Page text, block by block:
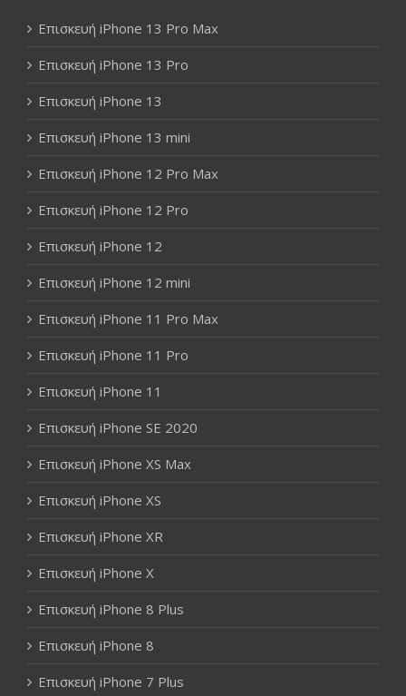
Επισκευή iPhone 13 Pro Max
Επισκευή iPhone 13 Pro
Επισκευή iPhone 13
Επισκευή iPhone 13 mini
Επισκευή iPhone 12 Pro Max
Επισκευή iPhone 12 Pro
Επισκευή iPhone 12
Επισκευή iPhone 12 mini
Επισκευή iPhone 11 Pro Max
Επισκευή iPhone 11 Pro
Επισκευή iPhone 11
Επισκευή iPhone SE 2020
Επισκευή iPhone XS Max
Επισκευή iPhone XS
Επισκευή iPhone XR
Επισκευή iPhone X
Επισκευή iPhone 8 Plus
Επισκευή iPhone 8
Επισκευή iPhone 7 Plus